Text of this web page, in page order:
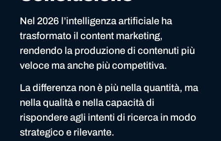
Nel 2026 l’intelligenza artificiale ha
trasformato il content marketing,
rendendo la produzione di contenuti più
veloce ma anche più competitiva.
La differenza non è più nella quantità, ma
nella qualità e nella capacità di
rispondere agli intenti di ricerca in modo
strategico e rilevante.